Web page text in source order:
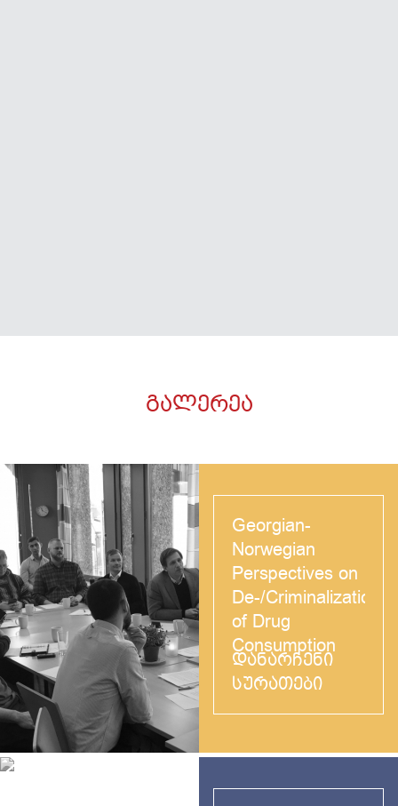
ᲒᲐᲚᲔᲠᲔᲐ
Georgian-
Norwegian
Perspectives on
De-/Criminalization
of Drug
Consumption
ᲓᲐᲜᲐᲠᲩᲔᲜᲘ
ᲡᲣᲠᲐᲗᲔᲑᲘ